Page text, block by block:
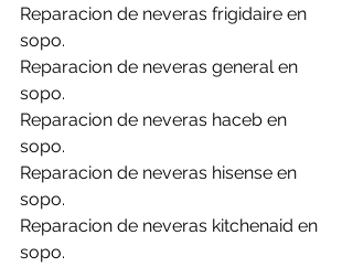
Reparacion de neveras frigidaire en
sopo.
Reparacion de neveras general en
sopo.
Reparacion de neveras haceb en
sopo.
Reparacion de neveras hisense en
sopo.
Reparacion de neveras kitchenaid en
sopo.